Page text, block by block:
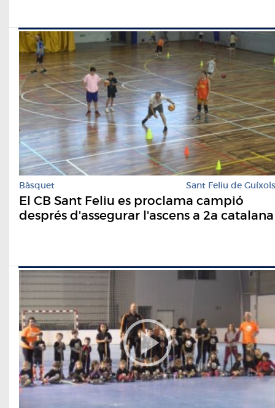
Bàsquet Sant Feliu de Guíxols
El CB Sant Feliu es proclama campió
després d'assegurar l'ascens a 2a catalana